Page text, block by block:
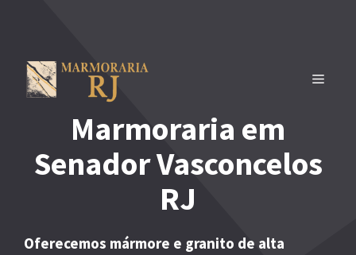
conteúdo
MENU
Marmoraria em
Senador Vasconcelos
RJ
Oferecemos mármore e granito de alta